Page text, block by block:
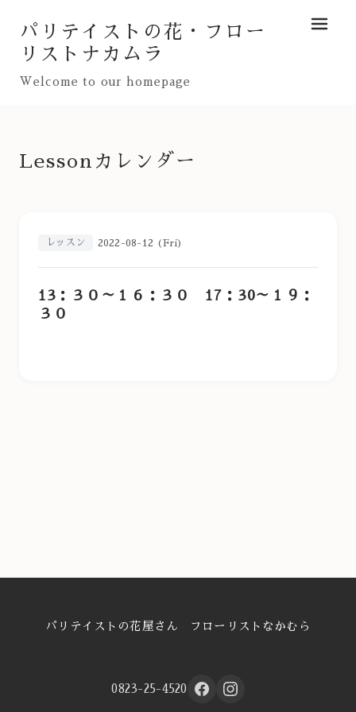
パリテイストの花・フロー
リストナカムラ
Welcome to our homepage
メニュ
Lessonカレンダー
レッスン 2022-08-12 (Fri)
13：３０～１６：３０ 17：30～１９：
３０
パリテイストの花屋さん フローリストなかむら
0823-25-4520